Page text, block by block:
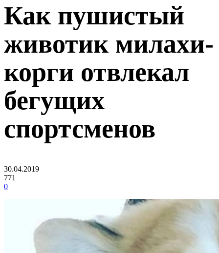
Как пушистый
животик милахи-
корги отвлекал
бегущих
спортсменов
30.04.2019
771
0